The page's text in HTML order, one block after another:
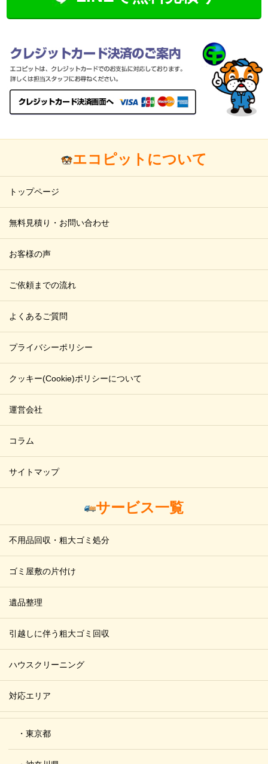
エコピットについて
トップページ
無料見積り・お問い合わせ
お客様の声
ご依頼までの流れ
よくあるご質問
プライバシーポリシー
クッキー(Cookie)ポリシーについて
運営会社
コラム
サイトマップ
サービス一覧
不用品回収・粗大ゴミ処分
ゴミ屋敷の片付け
遺品整理
引越しに伴う粗大ゴミ回収
ハウスクリーニング
対応エリア
・東京都